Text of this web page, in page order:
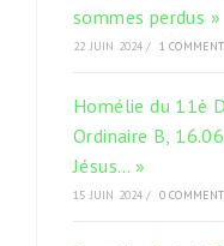
sommes perdus »
22 JUIN 2024 / 1
Homélie du 11è
Ordinaire B,
Jésus… »
15 JUIN 2024 / 0